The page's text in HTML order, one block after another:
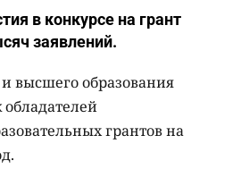
в конкурсе на грант
заявлений.
высшего образования
обладателей
грантов на